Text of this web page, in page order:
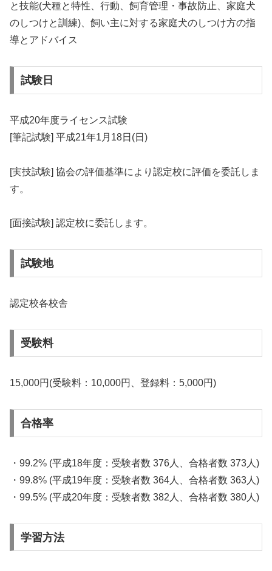
と技能(犬種と特性、行動、飼育管理・事故防止、家庭犬
のしつけと訓練)、飼い主に対する家庭犬のしつけ方の指
導とアドバイス
試験日
平成20年度ライセンス試験
[筆記試験] 平成21年1月18日(日)
[実技試験] 協会の評価基準により認定校に評価を委託しま
す。
[面接試験] 認定校に委託します。
試験地
認定校各校舎
受験料
15,000円(受験料：10,000円、登録料：5,000円)
合格率
・99.2% (平成18年度：受験者数 376人、合格者数 373人)
・99.8% (平成19年度：受験者数 364人、合格者数 363人)
・99.5% (平成20年度：受験者数 382人、合格者数 380人)
学習方法